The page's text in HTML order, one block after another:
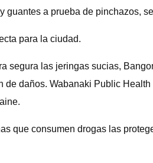
a prueba de pinchazos,
para la ciudad.
segura las jeringas sucias,
daños. Wabanaki Public
que consumen drogas las